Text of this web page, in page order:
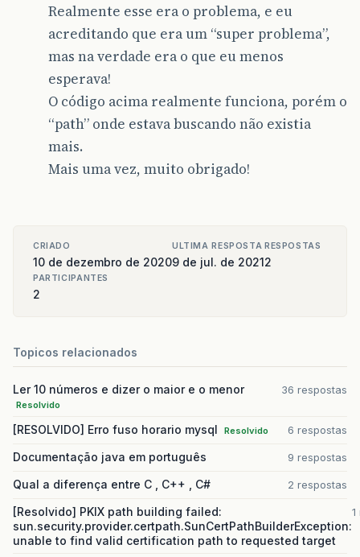
Realmente esse era o problema, e eu
acreditando que era um “super problema”,
mas na verdade era o que eu menos
esperava!
O código acima realmente funciona, porém o
“path” onde estava buscando não existia
mais.
Mais uma vez, muito obrigado!
CRIADO
10 de dezembro de 2020
ULTIMA RESPOSTA
9 de jul. de 2021
RESPOSTAS
2
PARTICIPANTES
2
Topicos relacionados
Ler 10 números e dizer o maior e o menor
Resolvido
36 respostas
[RESOLVIDO] Erro fuso horario mysql Resolvido 6 respostas
Documentação java em português 9 respostas
Qual a diferença entre C , C++ , C# 2 respostas
[Resolvido] PKIX path building failed:
sun.security.provider.certpath.SunCertPathBuilderException:
unable to find valid certification path to requested target